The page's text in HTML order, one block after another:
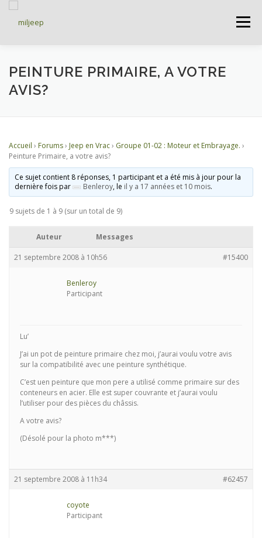
Menu
ACCUEIL ARTICLES PETITES ANNONCES
DOCUMENTATIONS
CONNEXION
PEINTURE PRIMAIRE, A VOTRE
AVIS?
Accueil › Forums› Jeep en Vrac› Groupe 01-02 : Moteur et Embrayage. ›
Peinture Primaire, a votre avis?
Ce sujet contient 8 réponses, 1 participant et a été mis à jour pour la
dernière fois par
Benleroy, le il y a 17 années et 10 mois.
9 sujets de 1 à 9 (sur un total de 9)
Auteur Messages
21 septembre 2008 à 10h56 #15400
Benleroy
Participant
Lu’
J’ai un pot de peinture primaire chez moi, j’aurai voulu votre avis
sur la compatibilité avec une peinture synthétique.
C’est uen peinture que mon pere a utilisé comme primaire sur des
conteneurs en acier. Elle est super couvrante et j’aurai voulu
l’utiliser pour des pièces du châssis.
A votre avis?
(Désolé pour la photo m***)
21 septembre 2008 à 11h34 #62457
coyote
Participant